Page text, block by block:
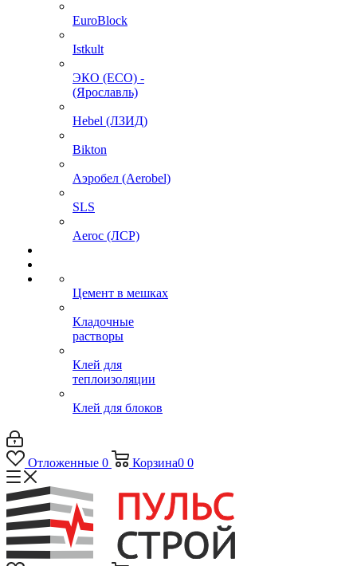
EuroBlock
Istkult
ЭКО (ECO) -
(Ярославль)
Hebel (ЛЗИД)
Bikton
Аэробел (Aerobel)
SLS
Aeroc (ЛСР)
Цемент в мешках
Кладочные
растворы
Клей для
теплоизоляции
Клей для блоков
Отложенные 0 Корзина0 0